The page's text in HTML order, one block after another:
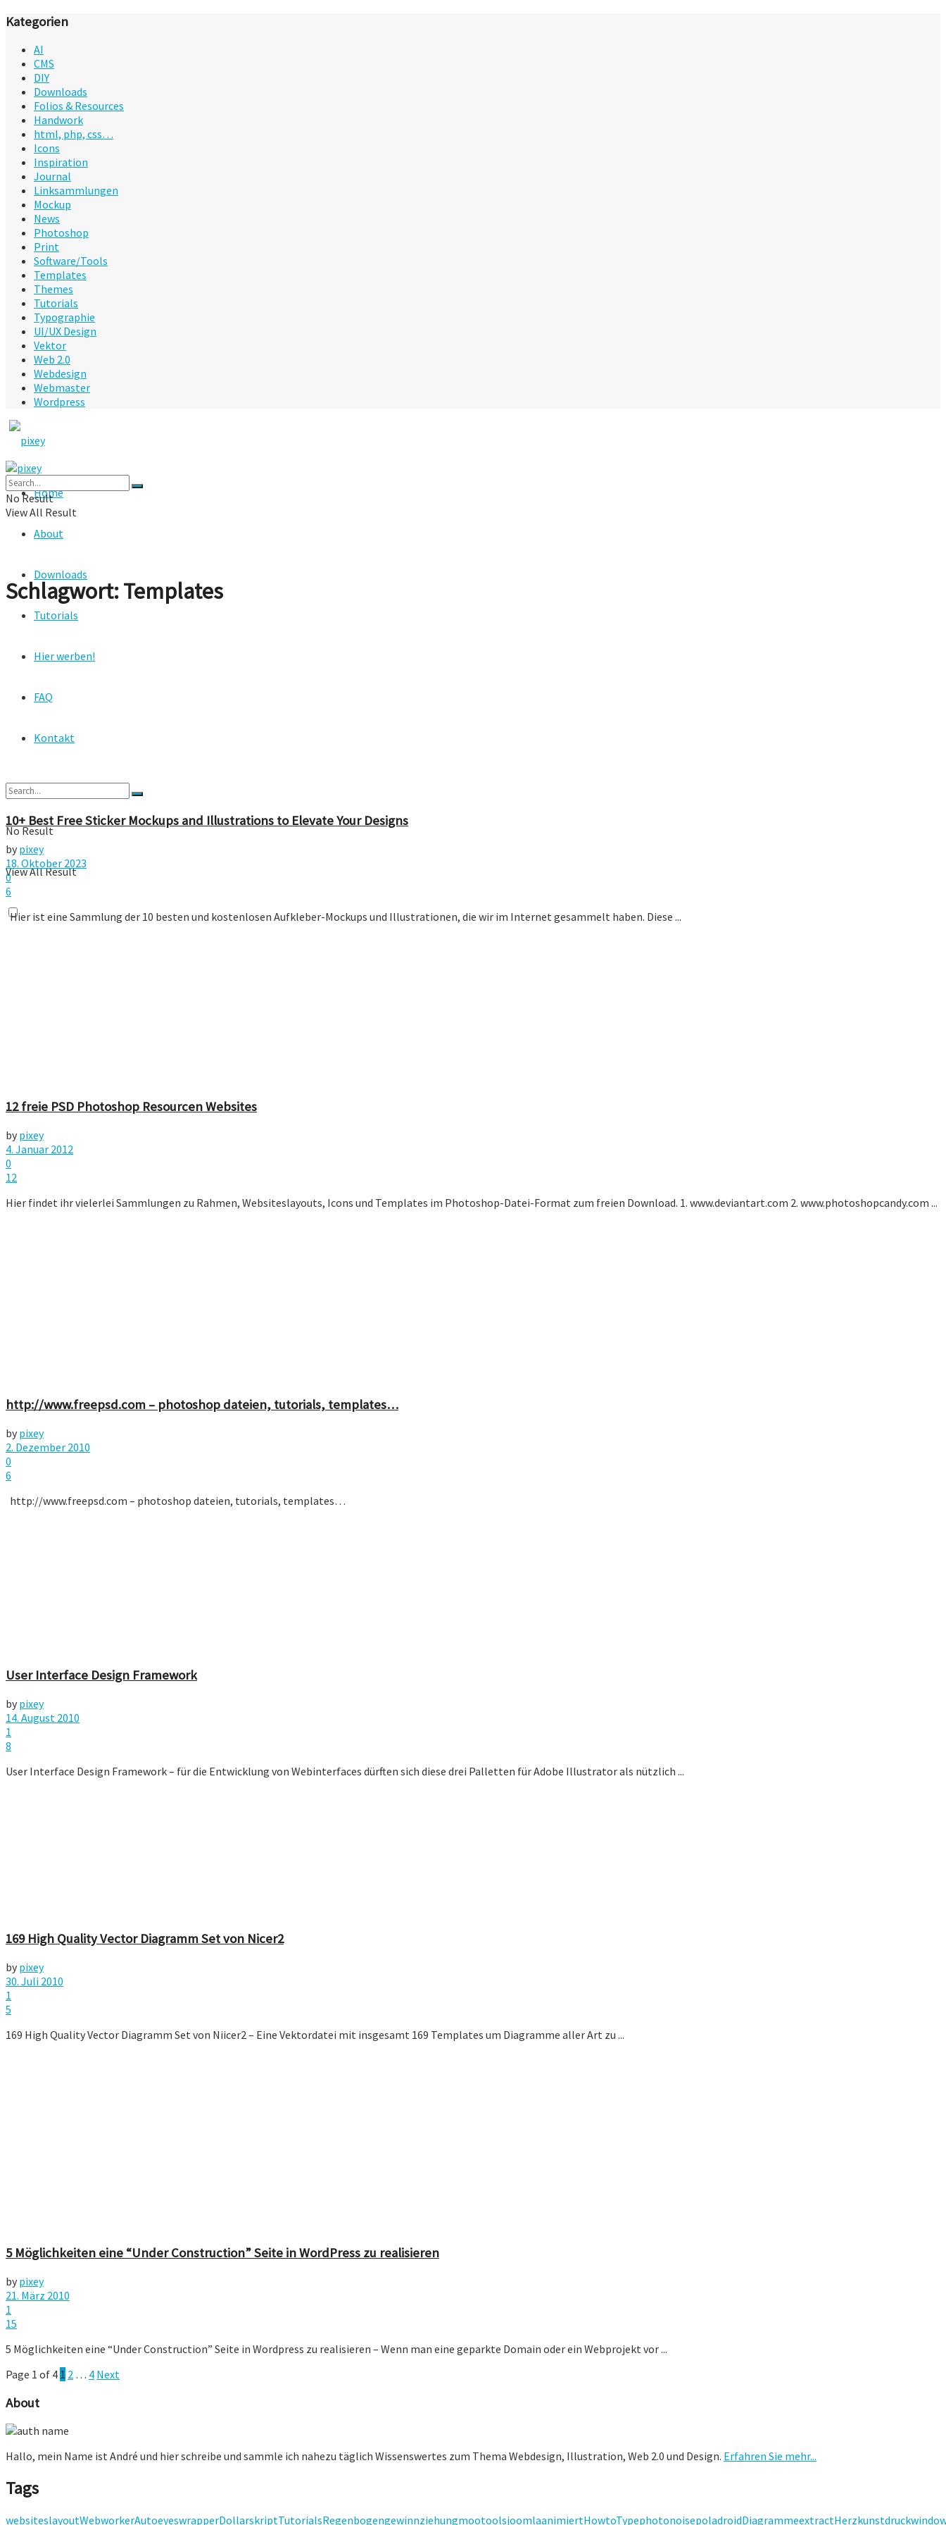
Kategorien
AI
CMS
DIY
Downloads
Folios & Resources
Handwork
html, php, css…
Icons
Inspiration
Journal
Linksammlungen
Mockup
News
Photoshop
Print
Software/Tools
Templates
Themes
Tutorials
Typographie
UI/UX Design
Vektor
Web 2.0
Webdesign
Webmaster
Wordpress
Home
About
Downloads
Tutorials
Hier werben!
FAQ
Kontakt
No Result
View All Result
No Result
View All Result
Schlagwort:Templates
10+ Best Free Sticker Mockups and Illustrations to Elevate Your Designs
by pixey
18. Oktober 2023
0
6
Hier ist eine Sammlung der 10 besten und kostenlosen Aufkleber-Mockups und Illustrationen, die wir im Internet gesammelt haben. Diese ...
12 freie PSD Photoshop Resourcen Websites
by pixey
4. Januar 2012
0
12
Hier findet ihr vielerlei Sammlungen zu Rahmen, Websiteslayouts, Icons und Templates im Photoshop-Datei-Format zum freien Download. 1. www.deviantart.com 2. www.photoshopcandy.com ...
http://www.freepsd.com – photoshop dateien, tutorials, templates…
by pixey
2. Dezember 2010
0
6
http://www.freepsd.com – photoshop dateien, tutorials, templates…
User Interface Design Framework
by pixey
14. August 2010
1
8
User Interface Design Framework – für die Entwicklung von Webinterfaces dürften sich diese drei Palletten für Adobe Illustrator als nützlich ...
169 High Quality Vector Diagramm Set von Nicer2
by pixey
30. Juli 2010
1
5
169 High Quality Vector Diagramm Set von Niicer2 – Eine Vektordatei mit insgesamt 169 Templates um Diagramme aller Art zu ...
5 Möglichkeiten eine “Under Construction” Seite in WordPress zu realisieren
by pixey
21. März 2010
1
15
5 Möglichkeiten eine “Under Construction” Seite in Wordpress zu realisieren – Wenn man eine geparkte Domain oder ein Webprojekt vor ...
Page 1 of 4 1 2 … 4 Next
About
Hallo, mein Name ist André und hier schreibe und sammle ich nahezu täglich Wissenswertes zum Thema Webdesign, Illustration, Web 2.0 und Design. Erfahren Sie mehr...
Tags
websiteslayoutWebworkerAutoeyeswrapperDollarskriptTutorialsRegenbogengewinnziehungmootoolsjoomlaanimiertHowtoTypephotonoisepoladroidDiagrammeextractHerzkunstdruck